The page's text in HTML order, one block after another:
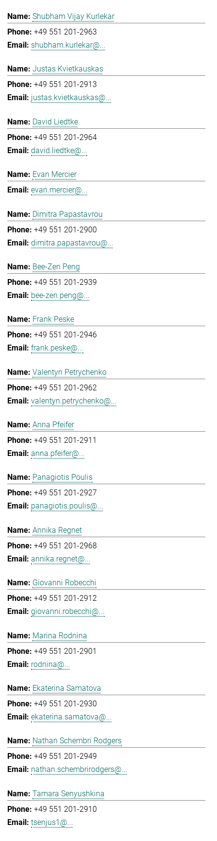
Shubham Vijay Kurlekar
+49 551 201-2963
shubham.kurlekar@...
Justas Kvietkauskas
+49 551 201-2913
justas.kvietkauskas@...
David Liedtke
+49 551 201-2964
david.liedtke@...
Evan Mercier
evan.mercier@...
Dimitra Papastavrou
+49 551 201-2900
dimitra.papastavrou@...
Bee-Zen Peng
+49 551 201-2939
bee-zen.peng@...
Frank Peske
+49 551 201-2946
frank.peske@...
Valentyn Petrychenko
+49 551 201-2962
valentyn.petrychenko@...
Anna Pfeifer
+49 551 201-2911
anna.pfeifer@...
Panagiotis Poulis
+49 551 201-2927
panagiotis.poulis@...
Annika Regnet
+49 551 201-2968
annika.regnet@...
Giovanni Robecchi
+49 551 201-2912
giovanni.robecchi@...
Marina Rodnina
+49 551 201-2901
rodnina@...
Ekaterina Samatova
+49 551 201-2930
ekaterina.samatova@...
Nathan Schembri Rodgers
+49 551 201-2949
nathan.schembrirodgers@...
Tamara Senyushkina
+49 551 201-2910
tsenjus1@...